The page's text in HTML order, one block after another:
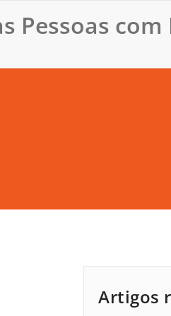
Pessoas com
Artigos